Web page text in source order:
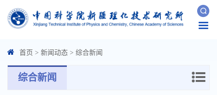
首页 > 新闻动态 > 综合新闻
综合新闻